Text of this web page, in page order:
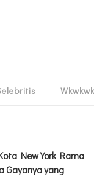
Wkwkwk
New York Rama
Gayanya yang